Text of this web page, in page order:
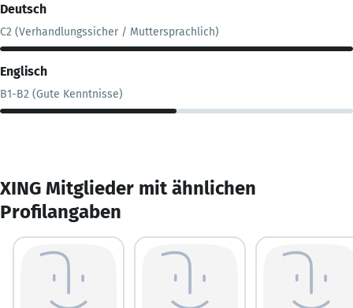
Deutsch
C2 (Verhandlungssicher / Muttersprachlich)
Englisch
B1-B2 (Gute Kenntnisse)
XING Mitglieder mit ähnlichen
Profilangaben